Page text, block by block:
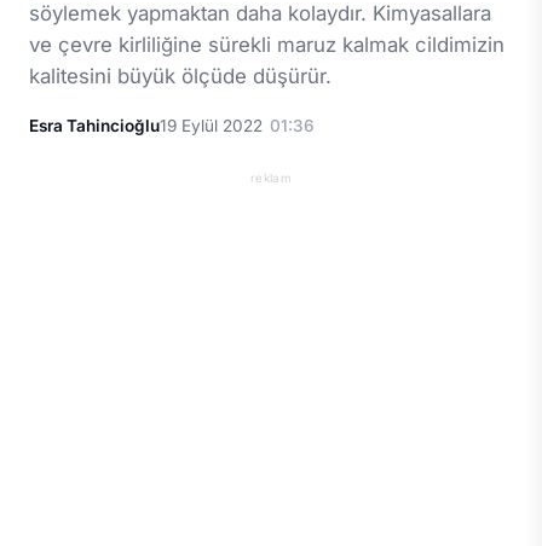
söylemek yapmaktan daha kolaydır. Kimyasallara
ve çevre kirliliğine sürekli maruz kalmak cildimizin
kalitesini büyük ölçüde düşürür.
Esra Tahincioğlu19 Eylül 2022 01:36
reklam